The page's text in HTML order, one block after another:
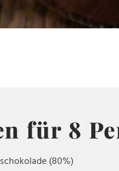
für 8
(80%)